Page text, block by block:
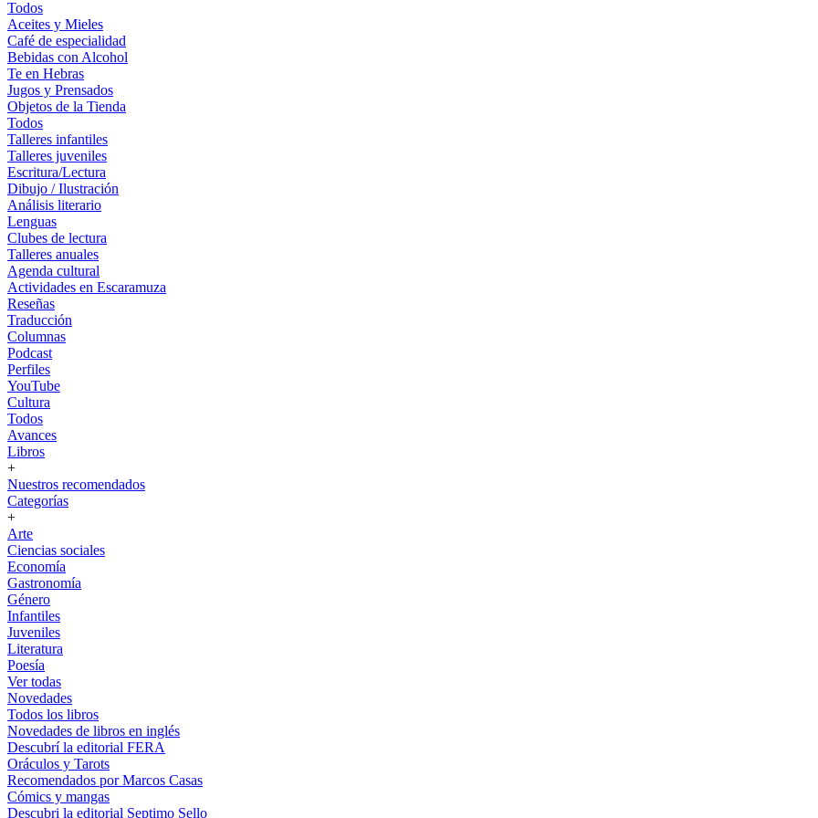
Todos
Aceites y Mieles
Café de especialidad
Bebidas con Alcohol
Te en Hebras
Jugos y Prensados
Objetos de la Tienda
Todos
Talleres infantiles
Talleres juveniles
Escritura/Lectura
Dibujo / Ilustración
Análisis literario
Lenguas
Clubes de lectura
Talleres anuales
Agenda cultural
Actividades en Escaramuza
Reseñas
Traducción
Columnas
Podcast
Perfiles
YouTube
Cultura
Todos
Avances
Libros
+
Nuestros recomendados
Categorías
+
Arte
Ciencias sociales
Economía
Gastronomía
Género
Infantiles
Juveniles
Literatura
Poesía
Ver todas
Novedades
Todos los libros
Novedades de libros en inglés
Descubrí la editorial FERA
Oráculos y Tarots
Recomendados por Marcos Casas
Cómics y mangas
Descubri la editorial Septimo Sello